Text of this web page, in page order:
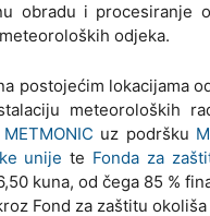
obradu i procesiranje
odjeka.
postojećim lokacijama
meteoroloških
uz podršku
unije te Fonda za
kuna, od čega 85 %
Fond za zaštitu